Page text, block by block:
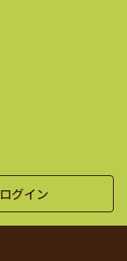
ログイン